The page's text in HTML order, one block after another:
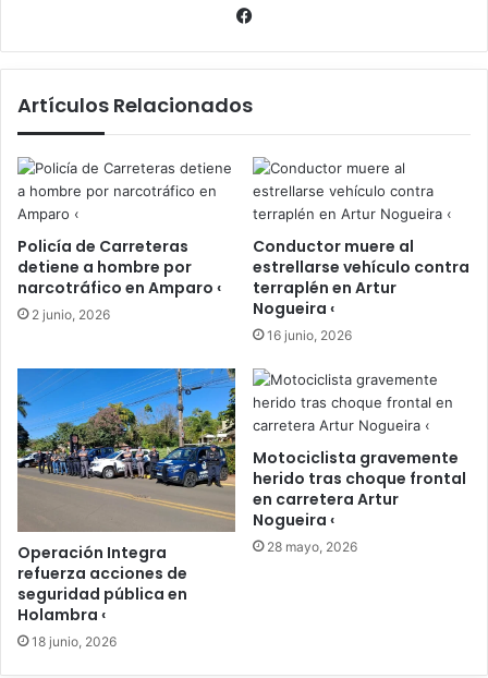
Artículos Relacionados
Policía de Carreteras
detiene a hombre por
narcotráfico en Amparo ‹
2 junio, 2026
Conductor muere al
estrellarse vehículo contra
terraplén en Artur
Nogueira ‹
16 junio, 2026
Operación Integra
refuerza acciones de
seguridad pública en
Holambra ‹
18 junio, 2026
Motociclista gravemente
herido tras choque frontal
en carretera Artur
Nogueira ‹
28 mayo, 2026